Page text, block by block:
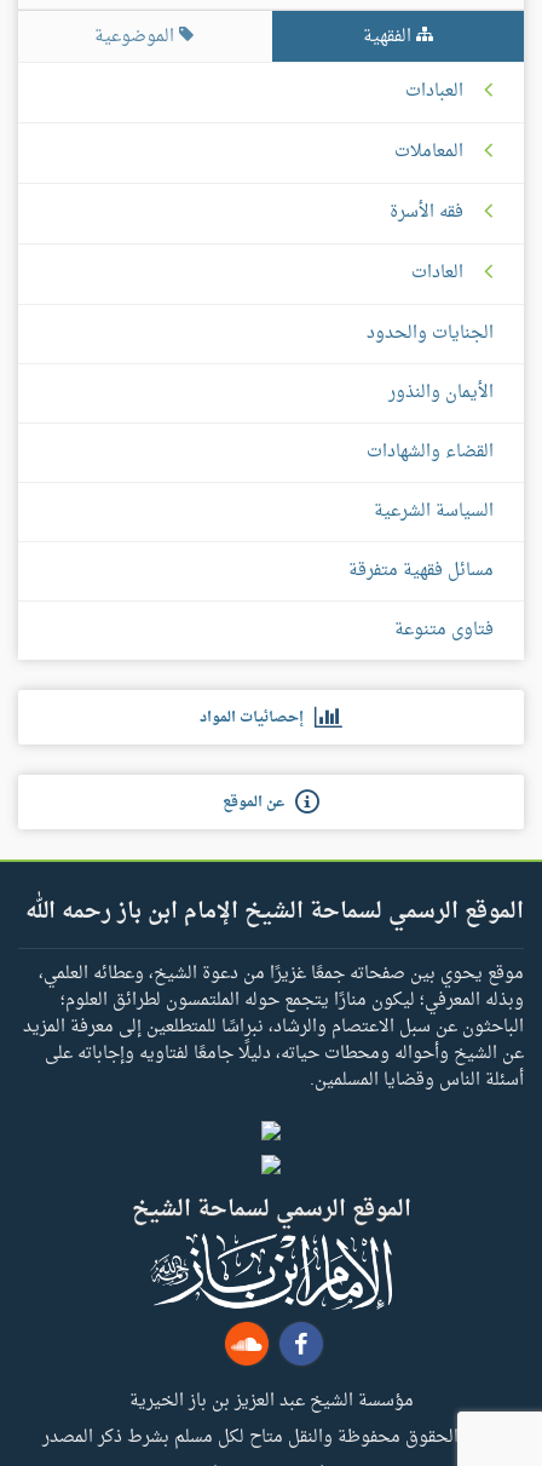
الفقهية
الموضوعية
العبادات
المعاملات
فقه الأسرة
العادات
الجنايات والحدود
الأيمان والنذور
القضاء والشهادات
السياسة الشرعية
مسائل فقهية متفرقة
فتاوى متنوعة
إحصائيات المواد
عن الموقع
الموقع الرسمي لسماحة الشيخ الإمام ابن باز رحمه الله
موقع يحوي بين صفحاته جمعًا غزيرًا من دعوة الشيخ، وعطائه العلمي،
وبذله المعرفي؛ ليكون منارًا يتجمع حوله الملتمسون لطرائق العلوم؛
الباحثون عن سبل الاعتصام والرشاد، نبراسًا للمتطلعين إلى معرفة المزيد
عن الشيخ وأحواله ومحطات حياته، دليلًا جامعًا لفتاويه وإجاباته على
أسئلة الناس وقضايا المسلمين.
الموقع الرسمي لسماحة الشيخ
مؤسسة الشيخ عبد العزيز بن باز الخيرية
جميع الحقوق محفوظة والنقل متاح لكل مسلم بشرط ذكر المصدر